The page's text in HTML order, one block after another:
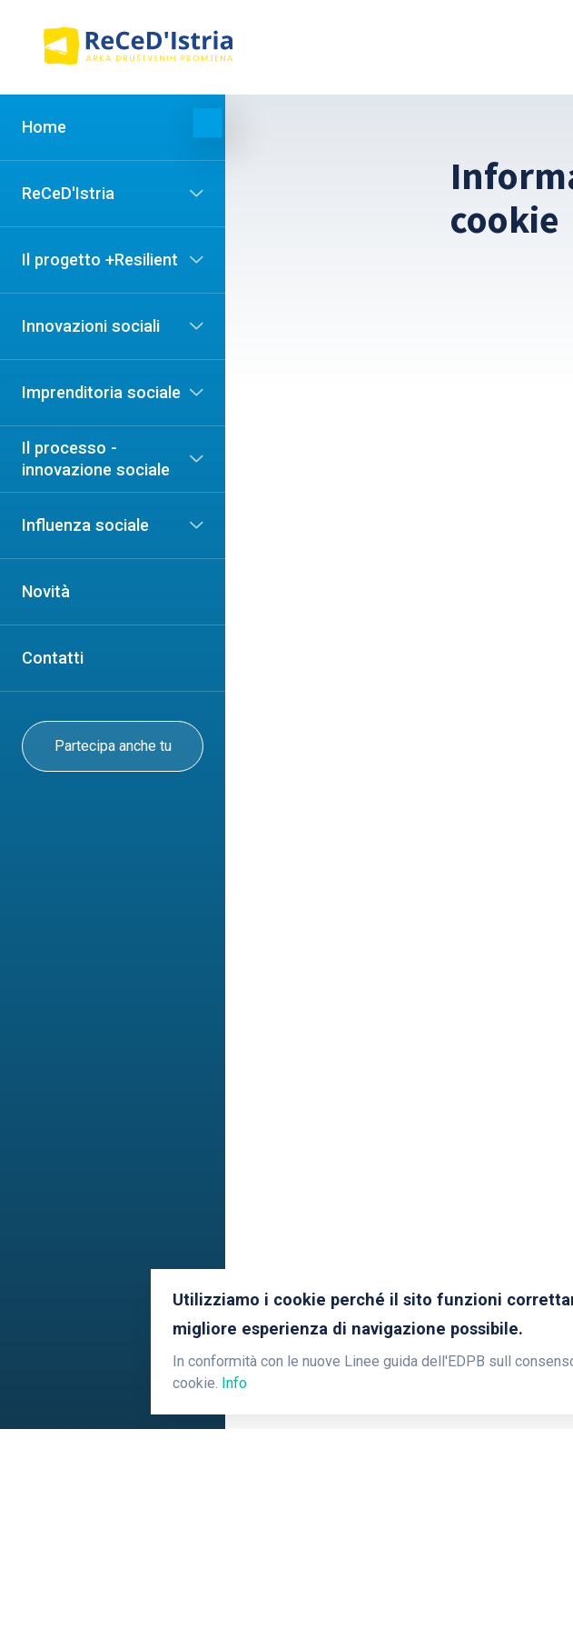
Home
ReCeD'Istria
Il progetto +Resilient
Innovazioni sociali
Imprenditoria sociale
Il processo -
innovazione sociale
Influenza sociale
Novità
Contatti
Partecipa anche tu
cookie
Utilizziamo i cookie perché il sito funzioni
migliore esperienza di navigazione possibile.
In conformità con le nuove Linee guida dell'EDPB sull
cookie. Info